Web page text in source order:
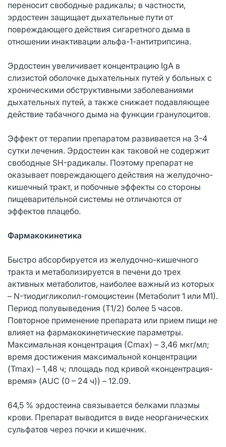
переносит свободные радикалы; в частности,
эрдостеин защищает дыхательные пути от
повреждающего действия сигаретного дыма в
отношении инактивации альфа-1-антитрипсина.
Эрдостеин увеличивает концентрацию IgA в
слизистой оболочке дыхательных путей у больных с
хроническими обструктивными заболеваниями
дыхательных путей, а также снижает подавляющее
действие табачного дыма на функции гранулоцитов.
Эффект от терапии препаратом развивается на 3-4
сутки лечения. Эрдостеин как таковой не содержит
свободные SH-радикалы. Поэтому препарат не
оказывает повреждающего действия на желудочно-
кишечный тракт, и побочные эффекты со стороны
пищеварительной системы не отличаются от
эффектов плацебо.
Фармакокинетика
Быстро абсорбируется из желудочно-кишечного
тракта и метаболизируется в печени до трех
активных метаболитов, наиболее важный из которых
– N-тиодигликолил-гомоцистеин (Метаболит 1 или М1).
Период полувыведения (T1/2) более 5 часов.
Повторное применение препарата или прием пищи не
влияет на фармакокинетические параметры.
Максимальная концентрация (Сmax) – 3,46 мкг/мл;
время достижения максимальной концентрации
(Tmax) – 1,48 ч; площадь под кривой «концентрация-
время» (AUC (0 – 24 ч)) – 12.09.
64,5 % эрдостеина связывается белками плазмы
крови. Препарат выводится в виде неорганических
сульфатов через почки и кишечник.